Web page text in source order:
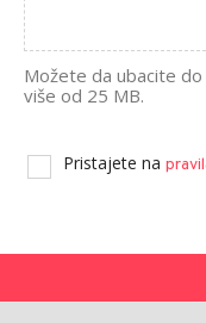
Možete da ubacite
više od 25 MB.
Pristajete na